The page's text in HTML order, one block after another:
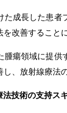
た成長した患
改善すること
腫瘍領域に提
、放射線療法
技術の支持ス